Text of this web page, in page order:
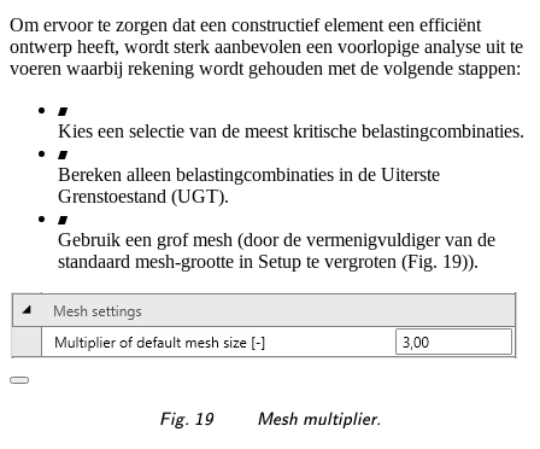
Om ervoor te zorgen dat een constructief element een efficiënt
ontwerp heeft, wordt sterk aanbevolen een voorlopige analyse uit te
voeren waarbij rekening wordt gehouden met de volgende stappen:
Kies een selectie van de meest kritische belastingcombinaties.
Bereken alleen belastingcombinaties in de Uiterste
Grenstoestand (UGT).
Gebruik een grof mesh (door de vermenigvuldiger van de
standaard mesh-grootte in Setup te vergroten (Fig. 19)).
Fig. 19 Mesh multiplier.